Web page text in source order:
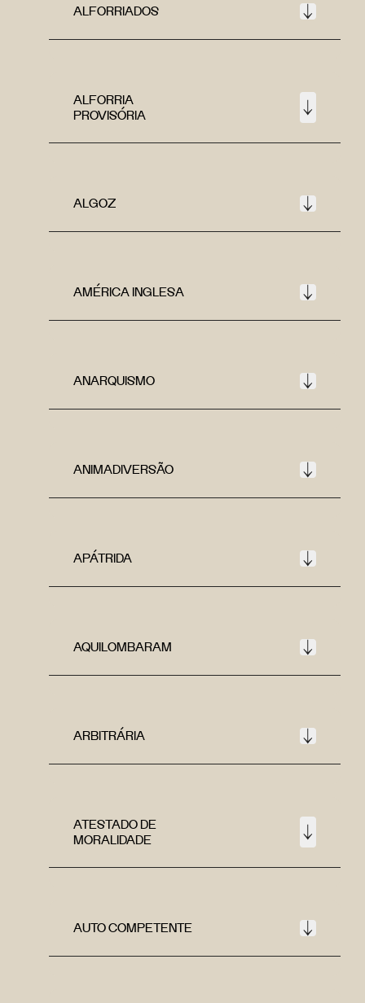
ALFORRIADOS
ALFORRIA
PROVISÓRIA
ALGOZ
AMÉRICA INGLESA
ANARQUISMO
ANIMADIVERSÃO
APÁTRIDA
AQUILOMBARAM
ARBITRÁRIA
ATESTADO DE
MORALIDADE
AUTO COMPETENTE